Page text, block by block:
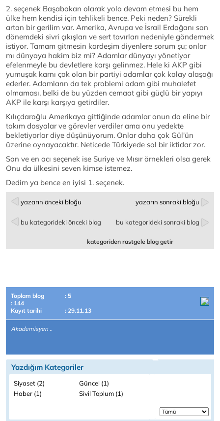
2. seçenek Başabakan olarak yola devam etmesi bu hem
ülke hem kendisi için tehlikeli bence. Peki neden? Sürekli
artan bir gerilim var. Amerika, Avrupa ve İsrail Erdoğanı son
dönemdeki sivri çıkışları ve sert tavırları nedeniyle göndermek
istiyor. Tamam gitmesin kardeşim diyenlere sorum şu; onlar
mı dünyaya hakim biz mi? Adamlar dünyayı yönetiyor
efelenmeyle bu devletlere karşı gelinmez. Hele ki AKP gibi
yumuşak karnı çok olan bir partiyi adamlar çok kolay alaşağı
ederler. Adamların da tek problemi adam gibi muhalefet
olmaması, belki de bu yüzden cemaat gibi güçlü bir yapıyı
AKP ile karşı karşıya getirdiler.
Kılıçdaroğlu Amerikaya gittiğinde adamlar onun da eline bir
takım dosyalar ve görevler verdiler ama onu yedekte
bekletiyorlar diye düşünüyorum. Onlar daha çok Gül'ün
üzerine oynayacaktır. Neticede Türkiyede sol bir iktidar zor.
Son ve en acı seçenek ise Suriye ve Mısır örnekleri olsa gerek
Onu da ülkesini seven kimse istemez.
Dedim ya bence en iyisi 1. seçenek.
yazarın önceki bloğu yazarın sonraki bloğu
bu kategorideki önceki blog bu kategorideki sonraki blog
kategoriden rastgele blog getir
Toplam blog
: 5
: 144
Kayıt tarihi
: 29.11.13
Akademisyen ..
Yazdığım Kategoriler
Siyaset (2)
Güncel (1)
Haber (1)
Sivil Toplum (1)